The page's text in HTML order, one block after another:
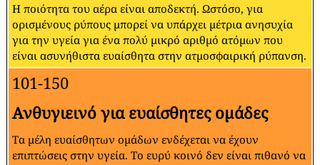
Η ποιότητα του αέρα είναι αποδεκτή. Ωστόσο, για
ορισμένους ρύπους μπορεί να υπάρχει μέτρια ανησυχία
για την υγεία για ένα πολύ μικρό αριθμό ατόμων που
είναι ασυνήθιστα ευαίσθητα στην ατμοσφαιρική ρύπανση.
101-150
Ανθυγιεινό για ευαίσθητες ομάδες
Τα μέλη ευαίσθητων ομάδων ενδέχεται να έχουν
επιπτώσεις στην υγεία. Το ευρύ κοινό δεν είναι πιθανό να